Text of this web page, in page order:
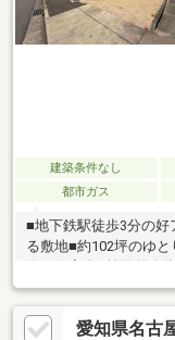
建築条件なし
都市ガス
■地下鉄駅徒歩3分の好
る敷地■約102坪のゆ
なし、お好きな住宅メ
が立てやすい敷地
愛知県名古